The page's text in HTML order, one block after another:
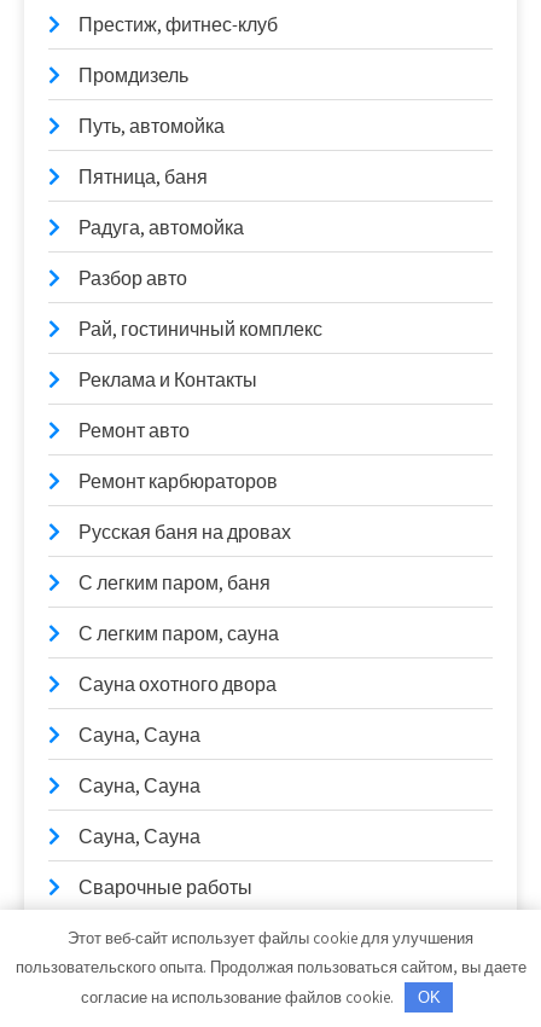
Престиж, фитнес-клуб
Промдизель
Путь, автомойка
Пятница, баня
Радуга, автомойка
Разбор авто
Рай, гостиничный комплекс
Реклама и Контакты
Ремонт авто
Ремонт карбюраторов
Русская баня на дровах
С легким паром, баня
С легким паром, сауна
Сауна охотного двора
Сауна, Сауна
Сауна, Сауна
Сауна, Сауна
Сварочные работы
СибТракСкан, официальный дистрибьютор
DongFeng, официальный дилер Scania, Daewoo,
Sitrak
Этот веб-сайт использует файлы cookie для улучшения
пользовательского опыта. Продолжая пользоваться сайтом, вы даете
согласие на использование файлов cookie.
OK